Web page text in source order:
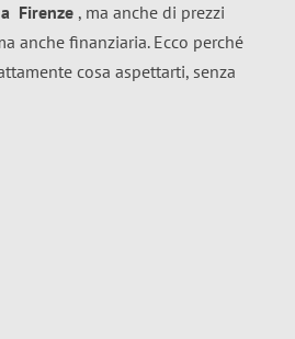
a Firenze , ma anche di prezzi
anche finanziaria. Ecco perché
cosa aspettarti, senza